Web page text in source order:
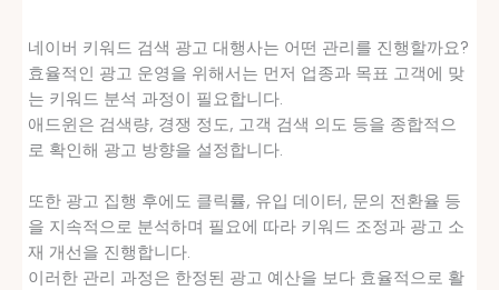
네이버 키워드 검색 광고 대행사는 어떤 관리를 진행할까요?
효율적인 광고 운영을 위해서는 먼저 업종과 목표 고객에 맞
는 키워드 분석 과정이 필요합니다.
애드윈은 검색량, 경쟁 정도, 고객 검색 의도 등을 종합적으
로 확인해 광고 방향을 설정합니다.
또한 광고 집행 후에도 클릭률, 유입 데이터, 문의 전환율 등
을 지속적으로 분석하며 필요에 따라 키워드 조정과 광고 소
재 개선을 진행합니다.
이러한 관리 과정은 한정된 광고 예산을 보다 효율적으로 활